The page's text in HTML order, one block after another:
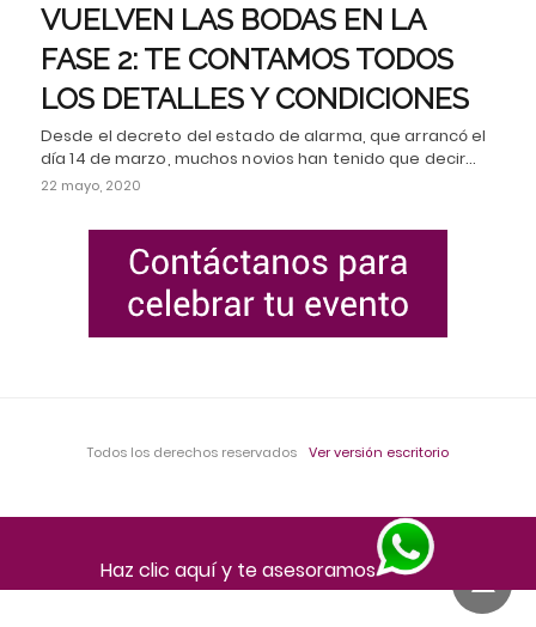
VUELVEN LAS BODAS EN LA
FASE 2: TE CONTAMOS TODOS
LOS DETALLES Y CONDICIONES
Desde el decreto del estado de alarma, que arrancó el
día 14 de marzo, muchos novios han tenido que decir…
22 mayo, 2020
Todos los derechos reservados Ver versión escritorio
Haz clic aquí y te asesoramos